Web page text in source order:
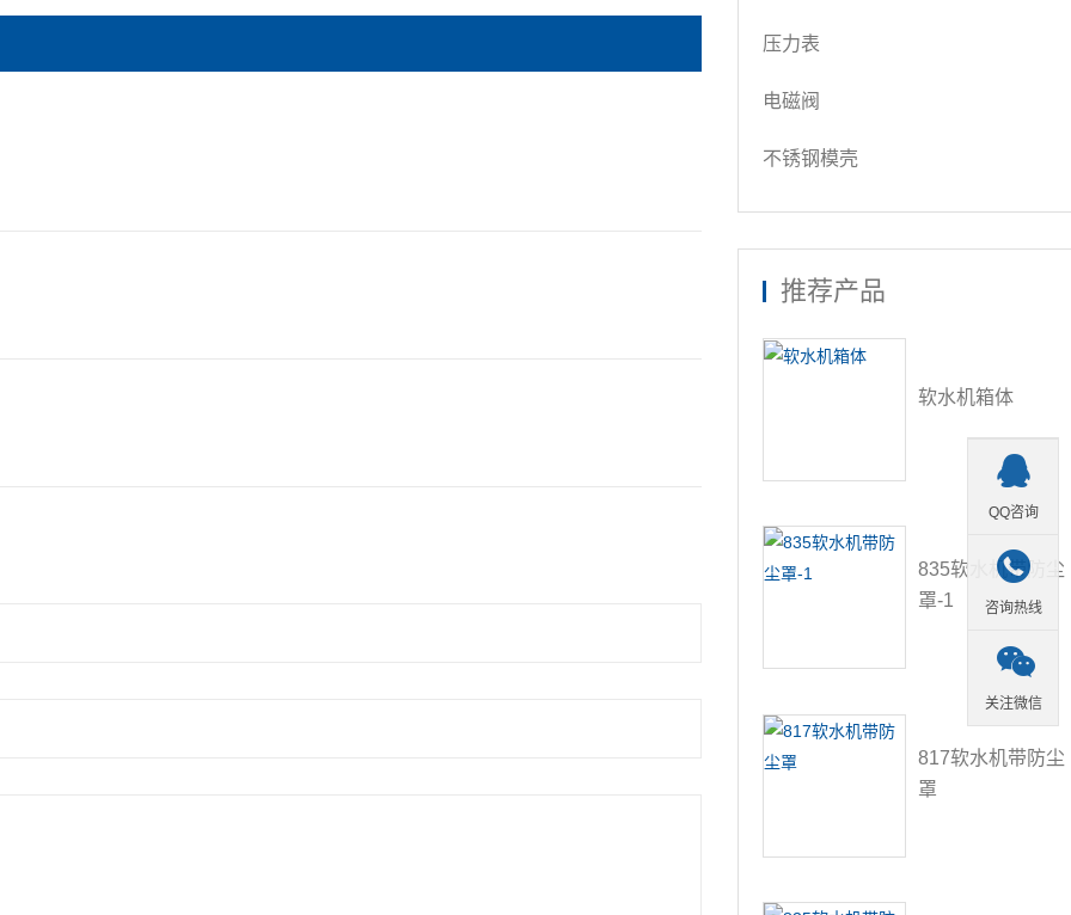
压力表
电磁阀
不锈钢模壳
推荐产品
软水机箱体
835软水机带防尘
罩-1
817软水机带防尘
罩

QQ咨询

咨询热线

关注微信